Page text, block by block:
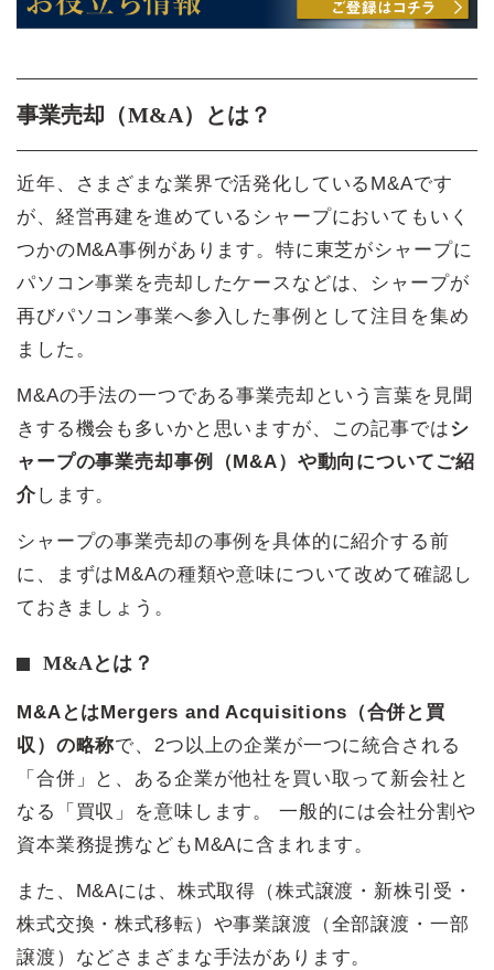
事業売却（M&A）とは？
近年、さまざまな業界で活発化しているM&Aです
が、経営再建を進めているシャープにおいてもいく
つかのM&A事例があります。特に東芝がシャープに
パソコン事業を売却したケースなどは、シャープが
再びパソコン事業へ参入した事例として注目を集め
ました。
M&Aの手法の一つである事業売却という言葉を見聞
きする機会も多いかと思いますが、この記事ではシ
ャープの事業売却事例（M&A）や動向についてご紹
介します。
シャープの事業売却の事例を具体的に紹介する前
に、まずはM&Aの種類や意味について改めて確認し
ておきましょう。
M&Aとは？
M&AとはMergers and Acquisitions（合併と買
収）の略称で、2つ以上の企業が一つに統合される
「合併」と、ある企業が他社を買い取って新会社と
なる「買収」を意味します。 一般的には会社分割や
資本業務提携などもM&Aに含まれます。
また、M&Aには、株式取得（株式譲渡・新株引受・
株式交換・株式移転）や事業譲渡（全部譲渡・一部
譲渡）などさまざまな手法があります。